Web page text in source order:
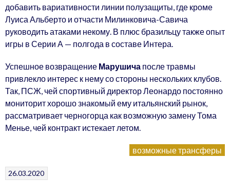
добавить вариативности линии полузащиты, где кроме
Луиса Альберто и отчасти Милинковича-Савича
руководить атаками некому. В плюс бразильцу также опыт
игры в Серии А — полгода в составе Интера.
Успешное возвращение Марушича после травмы
привлекло интерес к нему со стороны нескольких клубов.
Так, ПСЖ, чей спортивный директор Леонардо постоянно
мониторит хорошо знакомый ему итальянский рынок,
рассматривает черногорца как возможную замену Тома
Менье, чей контракт истекает летом.
возможные трансферы
26.03.2020